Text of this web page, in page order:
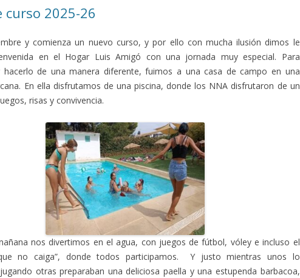
curso 2025-26
y comienza un nuevo curso, y por ello con mucha ilusión dimos le
en el Hogar Luis Amigó con una jornada muy especial. Para
hacerlo de una manera diferente, fuimos a una casa de campo en una
En ella disfrutamos de una piscina, donde los NNA disfrutaron de un
risas y convivencia.
nos divertimos en el agua, con juegos de fútbol, vóley e incluso el
no caiga”, donde todos participamos. Y justo mientras unos lo
otras preparaban una deliciosa paella y una estupenda barbacoa,